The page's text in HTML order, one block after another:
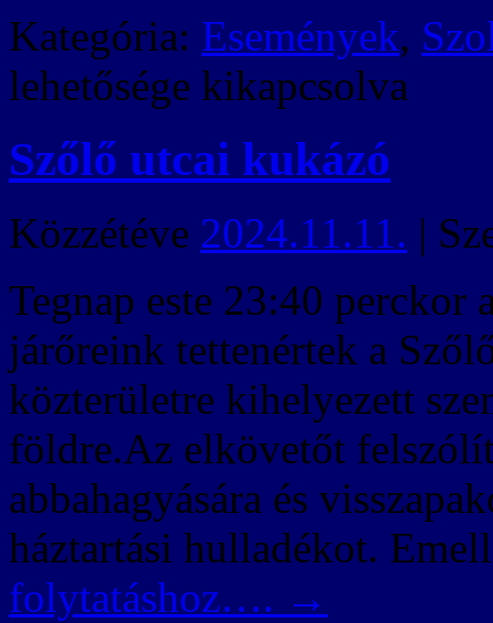
Kategória: Események,
lehetősége kikapcsolva
Szőlő utcai kukázó
Közzétéve 2024.11.11. |
Tegnap este 23:40 perckor
járőreink tettenértek a
közterületre kihelyezett
földre.Az elkövetőt
abbahagyására és
háztartási hulladékot.
folytatáshoz…. →